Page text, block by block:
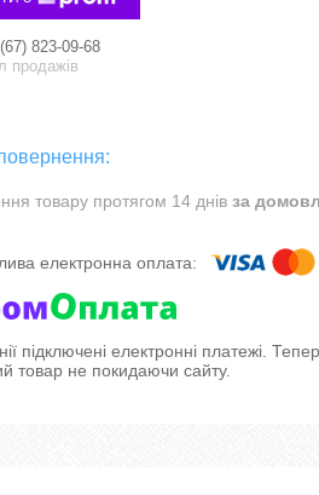
823-09-68
продажів
товару протягом 14 днів за
підключені електронні платежі.
товар не покидаючи сайту.